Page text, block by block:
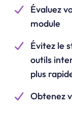
Évaluez
module
Évitez le
outils
plus
Obtenez